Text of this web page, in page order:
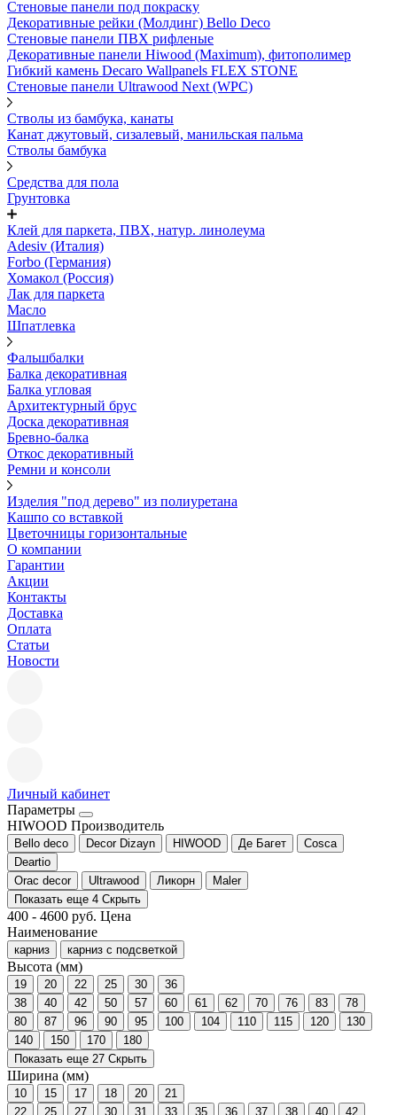
Стеновые панели под покраску
Декоративные рейки (Молдинг) Bello Deco
Стеновые панели ПВХ рифленыe
Декоративные панели Hiwood (Maximum), фитополимер
Гибкий камень Decaro Wallpanels FLEX STONE
Стеновые панели Ultrawood Next (WPC)
Стволы из бамбука, канаты
Канат джутовый, сизалевый, манильская пальма
Стволы бамбука
Средства для пола
Грунтовка
Клей для паркета, ПВХ, натур. линолеума
Adesiv (Италия)
Forbo (Германия)
Хомакол (Россия)
Лак для паркета
Масло
Шпатлевка
Фальшбалки
Балка декоративная
Балка угловая
Архитектурный брус
Доска декоративная
Бревно-балка
Откос декоративный
Ремни и консоли
Изделия "под дерево" из полиуретана
Кашпо со вставкой
Цветочницы горизонтальные
О компании
Гарантии
Акции
Контакты
Доставка
Оплата
Статьи
Новости
Личный кабинет
Параметры
HIWOOD Производитель
Bello deco Decor Dizayn HIWOOD Де Багет
Cosca
Deartio
Orac decor
Ultrawood Ликорн
Maler
Показать еще 4 Скрыть
400 - 4600 руб. Цена
Наименование
карниз карниз с подсветкой
Высота (мм)
19 20 22 25 30
36
38
40 42 50 57 60 61 62 70 76 83
78
80
87 96 90 95 100 104 110 115 120
130
140
150 170
180
Показать еще 27 Скрыть
Ширина (мм)
10 15 17 18 20
21
22
25 27 30 31 33 35 36 37 38 40
42